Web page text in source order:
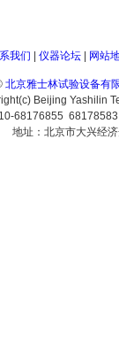
我们 仪器论坛| 网站
北京雅士林试验设备有
Beijing Yashilin
68176855
地址：北京市大兴经